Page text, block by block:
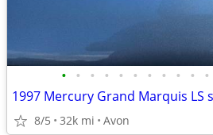
• • • • • • • • • • •
1997 Mercury Grand Marquis LS
8/5 32k mi Avon